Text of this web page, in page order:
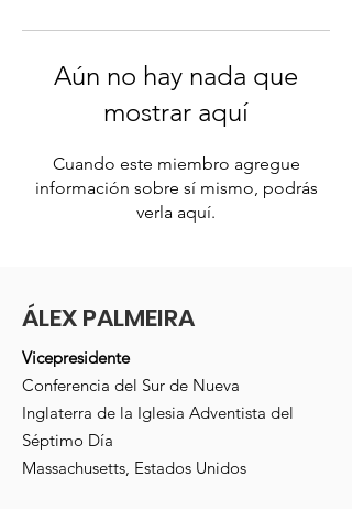
Aún no hay nada que
mostrar aquí
Cuando este miembro agregue
información sobre sí mismo, podrás
verla aquí.
ÁLEX PALMEIRA
Vicepresidente
Conferencia del Sur de Nueva
Inglaterra de la Iglesia Adventista del
Séptimo Día
Massachusetts, Estados Unidos